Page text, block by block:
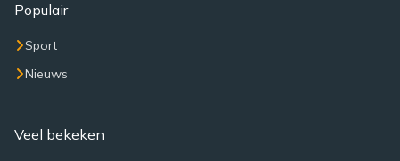
Populair
Sport
Nieuws
Veel bekeken